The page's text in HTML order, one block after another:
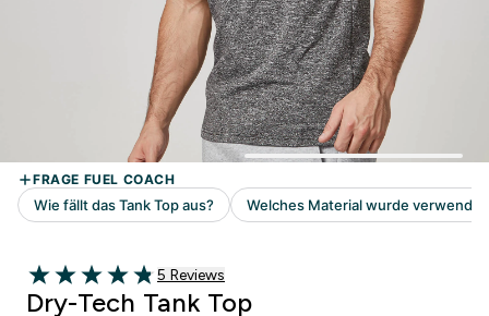
4.8 out of 5 stars
5 customer reviews
5 Reviews
Dry-Tech Tank Top